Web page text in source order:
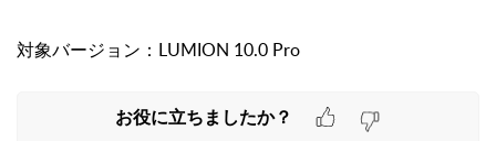
対象バージョン：LUMION 10.0 Pro
お役に立ちましたか？